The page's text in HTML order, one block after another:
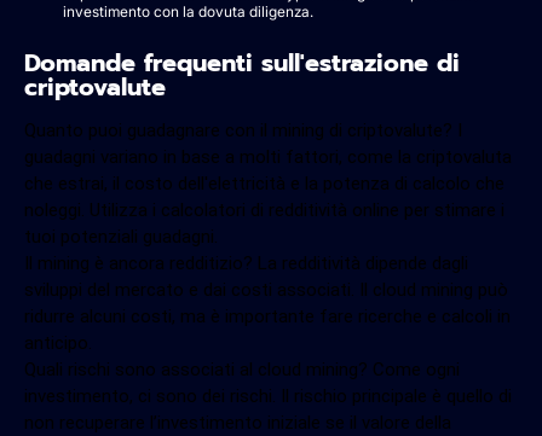
investimento con la dovuta diligenza.
Domande frequenti sull'estrazione di
criptovalute
Quanto puoi guadagnare con il mining di criptovalute? I
guadagni variano in base a molti fattori, come la criptovaluta
che estrai, il costo dell'elettricità e la potenza di calcolo che
noleggi. Utilizza i calcolatori di redditività online per stimare i
tuoi potenziali guadagni.
Il mining è ancora redditizio? La redditività dipende dagli
sviluppi del mercato e dai costi associati. Il cloud mining può
ridurre alcuni costi, ma è importante fare ricerche e calcoli in
anticipo.
Quali rischi sono associati al cloud mining? Come ogni
investimento, ci sono dei rischi. Il rischio principale è quello di
non recuperare l’investimento iniziale se il valore della